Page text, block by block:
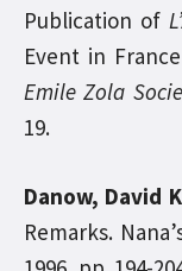
Publication of
Event in
Emile Zola
19.
Danow, David
Remarks.